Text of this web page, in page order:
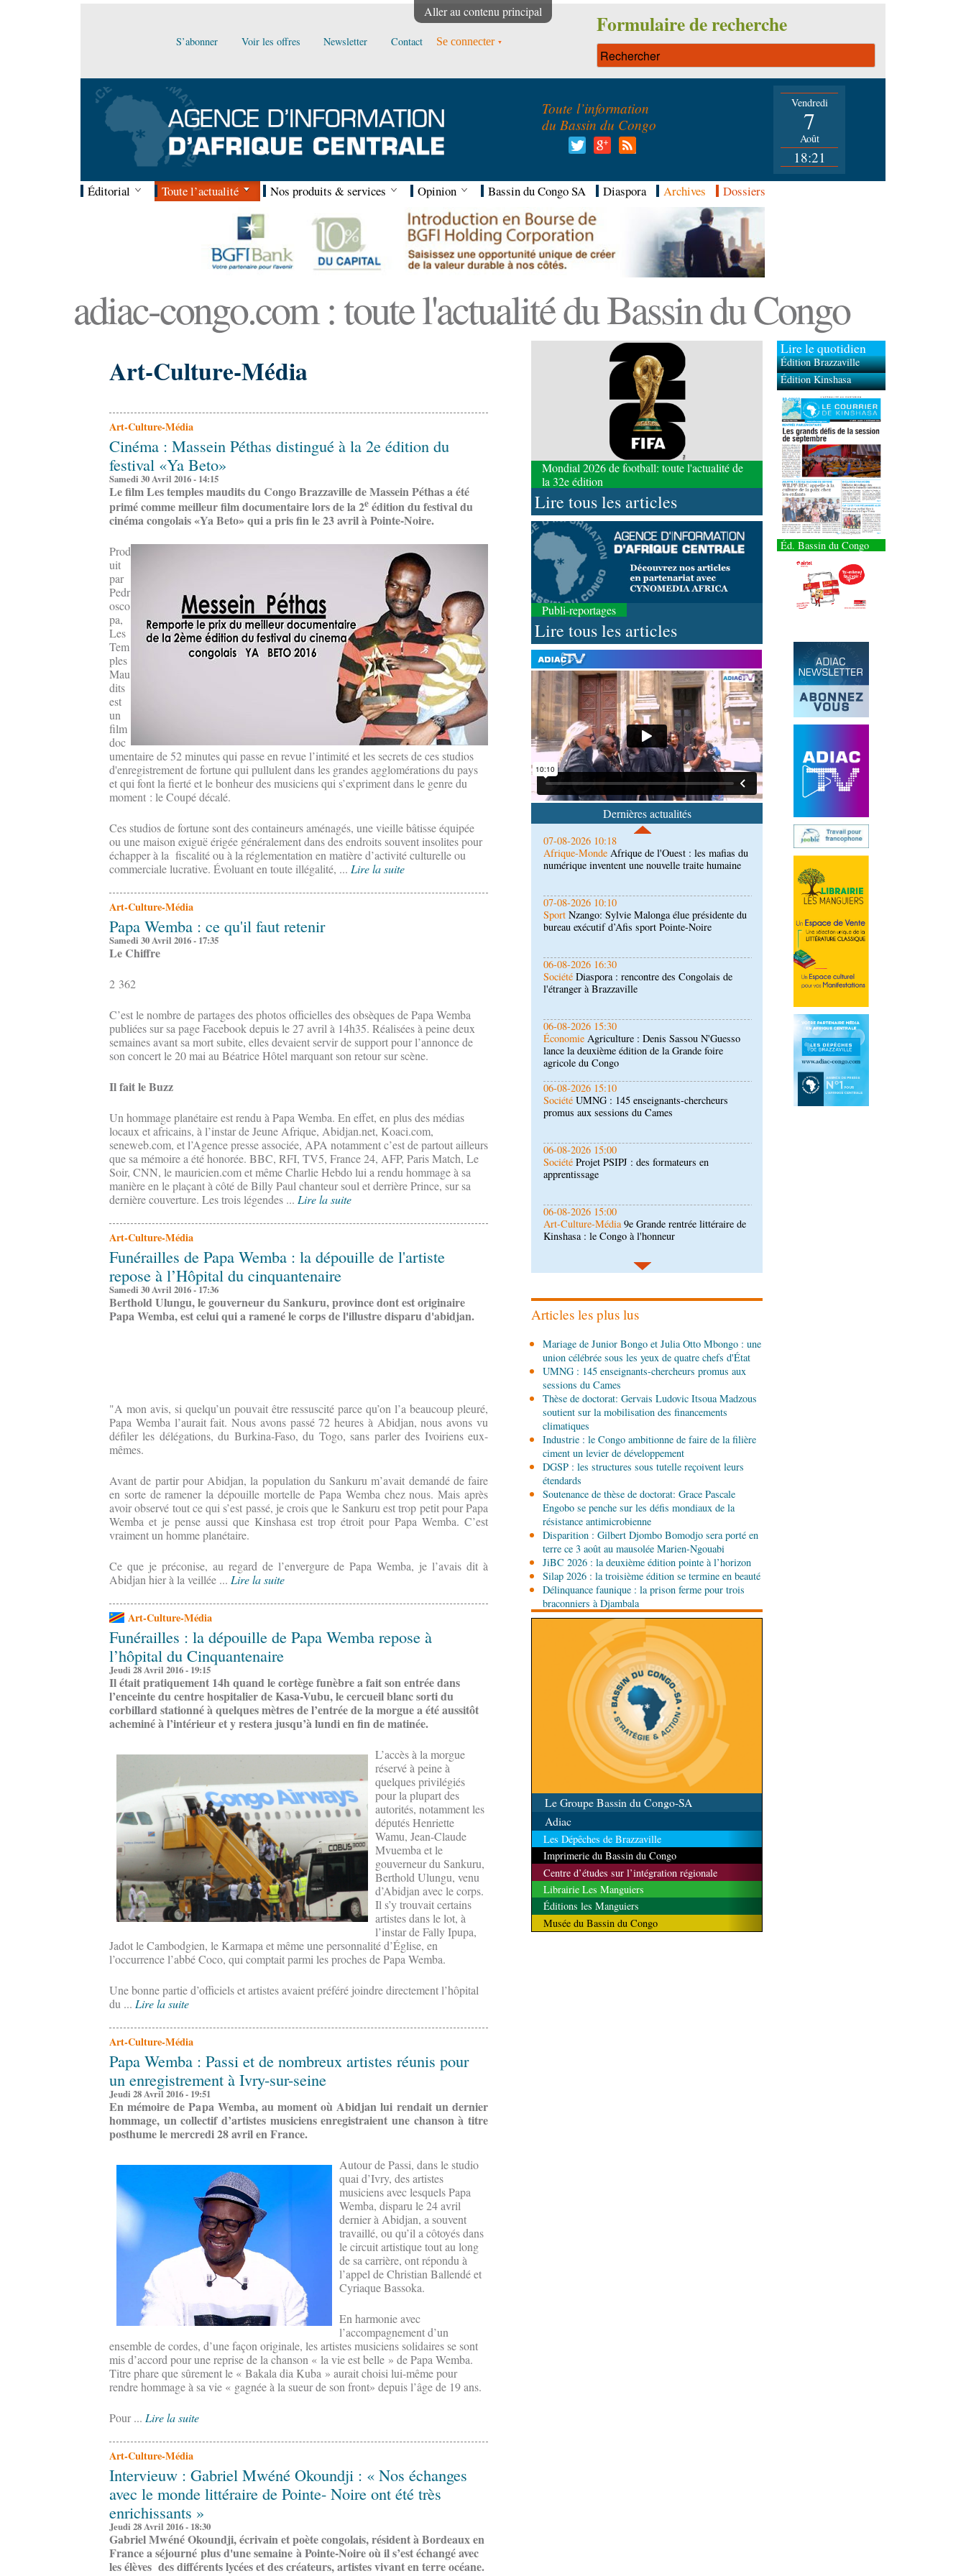
Aller au contenu principal
S’abonner Voir les offres Newsletter Contact Se connecter
Formulaire de recherche
Toute l’information
du Bassin du Congo
Vendredi
7
Août
18:21
Éditorial Toute l’actualité Nos produits & services Opinion Bassin du Congo SA Diaspora Archives Dossiers
adiac-congo.com : toute l'actualité du Bassin du Congo
Art-Culture-Média
Art-Culture-Média
Cinéma : Massein Péthas distingué à la 2e édition du
festival «Ya Beto»
Samedi 30 Avril 2016 - 14:15
Le film Les temples maudits du Congo Brazzaville de Massein Péthas a été
primé comme meilleur film documentaire lors de la 2e édition du festival du
cinéma congolais «Ya Beto» qui a pris fin le 23 avril à Pointe-Noire.
Prod
uit
par
Pedr
osco
pa,
Les
Tem
ples
Mau
dits
est
un
film
doc
umentaire de 52 minutes qui passe en revue l’intimité et les secrets de ces studios
d'enregistrement de fortune qui pullulent dans les grandes agglomérations du pays
et qui font la fierté et le bonheur des musiciens qui s’expriment dans le genre du
moment : le Coupé décalé.
Ces studios de fortune sont des containeurs aménagés, une vieille bâtisse équipée
ou une maison exiguë érigée généralement dans des endroits souvent insolites pour
échapper à la fiscalité ou à la réglementation en matière d’activité culturelle ou
commerciale lucrative. Évoluant en toute illégalité, ... Lire la suite
Art-Culture-Média
Papa Wemba : ce qu'il faut retenir
Samedi 30 Avril 2016 - 17:35
Le Chiffre
2 362
C’est le nombre de partages des photos officielles des obsèques de Papa Wemba
publiées sur sa page Facebook depuis le 27 avril à 14h35. Réalisées à peine deux
semaines avant sa mort subite, elles devaient servir de support pour l’annonce de
son concert le 20 mai au Béatrice Hôtel marquant son retour sur scène.
Il fait le Buzz
Un hommage planétaire est rendu à Papa Wemba. En effet, en plus des médias
locaux et africains, à l’instar de Jeune Afrique, Abidjan.net, Koaci.com,
seneweb.com, et l’Agence presse associée, APA notamment c’est de partout ailleurs
que sa mémoire a été honorée. BBC, RFI, TV5, France 24, AFP, Paris Match, Le
Soir, CNN, le mauricien.com et même Charlie Hebdo lui a rendu hommage à sa
manière en le plaçant à côté de Billy Paul chanteur soul et derrière Prince, sur sa
dernière couverture. Les trois légendes ... Lire la suite
Art-Culture-Média
Funérailles de Papa Wemba : la dépouille de l'artiste
repose à l’Hôpital du cinquantenaire
Samedi 30 Avril 2016 - 17:36
Berthold Ulungu, le gouverneur du Sankuru, province dont est originaire
Papa Wemba, est celui qui a ramené le corps de l'illustre disparu d'abidjan.
"A mon avis, si quelqu’un pouvait être ressuscité parce qu’on l’a beaucoup pleuré,
Papa Wemba l’aurait fait. Nous avons passé 72 heures à Abidjan, nous avons vu
défiler les délégations, du Burkina-Faso, du Togo, sans parler des Ivoiriens eux-
mêmes.
Avant de partir pour Abidjan, la population du Sankuru m’avait demandé de faire
en sorte de ramener la dépouille mortelle de Papa Wemba chez nous. Mais après
avoir observé tout ce qui s’est passé, je crois que le Sankuru est trop petit pour Papa
Wemba et je pense aussi que Kinshasa est trop étroit pour Papa Wemba. C’est
vraiment un homme planétaire.
Ce que je préconise, au regard de l’envergure de Papa Wemba, je l’avais dit à
Abidjan hier à la veillée ... Lire la suite
Art-Culture-Média
Funérailles : la dépouille de Papa Wemba repose à
l’hôpital du Cinquantenaire
Jeudi 28 Avril 2016 - 19:15
Il était pratiquement 14h quand le cortège funèbre a fait son entrée dans
l’enceinte du centre hospitalier de Kasa-Vubu, le cercueil blanc sorti du
corbillard stationné à quelques mètres de l’entrée de la morgue a été aussitôt
acheminé à l’intérieur et y restera jusqu’à lundi en fin de matinée.
L’accès à la morgue
réservé à peine à
quelques privilégiés
pour la plupart des
autorités, notamment les
députés Henriette
Wamu, Jean-Claude
Mvuemba et le
gouverneur du Sankuru,
Berthold Ulungu, venu
d’Abidjan avec le corps.
Il s’y trouvait certains
artistes dans le lot, à
l’instar de Fally Ipupa,
Jadot le Cambodgien, le Karmapa et même une personnalité d’Église, en
l’occurrence l’abbé Coco, qui comptait parmi les proches de Papa Wemba.
Une bonne partie d’officiels et artistes avaient préféré joindre directement l’hôpital
du ... Lire la suite
Art-Culture-Média
Papa Wemba : Passi et de nombreux artistes réunis pour
un enregistrement à Ivry-sur-seine
Jeudi 28 Avril 2016 - 19:51
En mémoire de Papa Wemba, au moment où Abidjan lui rendait un dernier
hommage, un collectif d’artistes musiciens enregistraient une chanson à titre
posthume le mercredi 28 avril en France.
Autour de Passi, dans le studio
quai d’Ivry, des artistes
musiciens avec lesquels Papa
Wemba, disparu le 24 avril
dernier à Abidjan, a souvent
travaillé, ou qu’il a côtoyés dans
le circuit artistique tout au long
de sa carrière, ont répondu à
l’appel de Christian Ballendé et
Cyriaque Bassoka.
En harmonie avec
l’accompagnement d’un
ensemble de cordes, d’une façon originale, les artistes musiciens solidaires se sont
mis d’accord pour une reprise de la chanson « la vie est belle » de Papa Wemba.
Titre phare que sûrement le « Bakala dia Kuba » aurait choisi lui-même pour
rendre hommage à sa vie « gagnée à la sueur de son front» depuis l’âge de 19 ans.
Pour ... Lire la suite
Art-Culture-Média
Intervieuw : Gabriel Mwéné Okoundji : « Nos échanges
avec le monde littéraire de Pointe- Noire ont été très
enrichissants »
Jeudi 28 Avril 2016 - 18:30
Gabriel Mwéné Okoundji, écrivain et poète congolais, résident à Bordeaux en
France a séjourné plus d'une semaine à Pointe-Noire où il s’est échangé avec
les élèves des différents lycées et des créateurs, artistes vivant en terre océane.
Mondial 2026 de football: toute l'actualité de
la 32e édition
Lire tous les articles
Publi-reportages
Lire tous les articles
Dernières actualités
07-08-2026 11:03
SportFootball, le week-end des Diables rouges et
des Congolais de la diaspora en Coupes d'Europe
(matches aller du 3e tour)
07-08-2026 10:18
Afrique de l'Ouest : les mafias du
numérique inventent une nouvelle traite humaine
07-08-2026 10:10
SportNzango: Sylvie Malonga élue présidente du
bureau exécutif d’Afis sport Pointe-Noire
06-08-2026 16:30
SociétéDiaspora : rencontre des Congolais de
l'étranger à Brazzaville
06-08-2026 15:30
ÉconomieAgriculture : Denis Sassou N'Guesso
lance la deuxième édition de la Grande foire
06-08-2026 15:10
SociétéUMNG : 145 enseignants-chercheurs
promus aux sessions du Cames
06-08-2026 15:00
Société Projet PSIPJ : des formateurs en
apprentissage
06-08-2026 15:00
Art-Culture-Média9e Grande rentrée littéraire de
Kinshasa : le Congo à l'honneur
06-08-2026 15:00
ÉconomieDeuxième édition de la Gfac : le défi
d’offrir à la nation des produits alimentaires de
06-08-2026 14:30
les stands, des surgelés dans les assiettes
SociétéÉpidémie d'Ebola : le gouvernement
renforce la riposte avec l'appui de l'OMS et
d'Africa CDC
06-08-2026 12:38
SportCommuniqué : Samira Leonie, nouvelle
ambassadrice de la marque 1xBet Congo-
Brazzaville
06-08-2026 09:30
PolitiqueAssemblée nationale: la Commission
Ecofin s’imprègne des réalités du CHU-B
06-08-2026 08:45
PolitiqueVie des institutions : Pierre Ngolo et
Pierre Oba jettent les bases d’une collaboration
fructueuse
06-08-2026 08:30
Afrique-MondeCentrafrique : les sanctions de
l'ONU cachent la guerre silencieuse pour le
contrôle des ressources
Articles les plus lus
Mariage de Junior Bongo et Julia Otto Mbongo : une
union célébrée sous les yeux de quatre chefs d'État
UMNG : 145 enseignants-chercheurs promus aux
sessions du Cames
Thèse de doctorat: Gervais Ludovic Itsoua Madzous
soutient sur la mobilisation des financements
climatiques
Industrie : le Congo ambitionne de faire de la filière
ciment un levier de développement
DGSP : les structures sous tutelle reçoivent leurs
étendards
Soutenance de thèse de doctorat: Grace Pascale
Engobo se penche sur les défis mondiaux de la
résistance antimicrobienne
Disparition : Gilbert Djombo Bomodjo sera porté en
terre ce 3 août au mausolée Marien-Ngouabi
JiBC 2026 : la deuxième édition pointe à l’horizon
Silap 2026 : la troisième édition se termine en beauté
Délinquance faunique : la prison ferme pour trois
braconniers à Djambala
Le Groupe Bassin du Congo-SA
Adiac
Les Dépêches de Brazzaville
Imprimerie du Bassin du Congo
Centre d’études sur l’intégration régionale
Librairie Les Manguiers
Éditions les Manguiers
Musée du Bassin du Congo
Lire le quotidien
Édition Brazzaville
Édition Kinshasa
Éd. Bassin du Congo